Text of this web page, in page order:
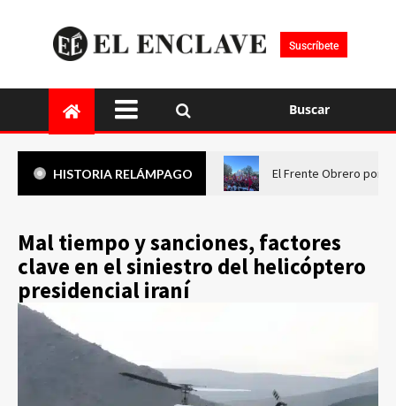
Suscríbete
Buscar
HISTORIA RELÁMPAGO El Frente Obrero pone
Mal tiempo y sanciones, factores
clave en el siniestro del helicóptero
presidencial iraní